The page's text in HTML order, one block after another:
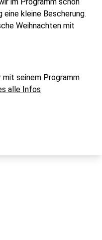
eine kleine Bescherung.
Weihnachten mit
seinem Programm
alle Infos